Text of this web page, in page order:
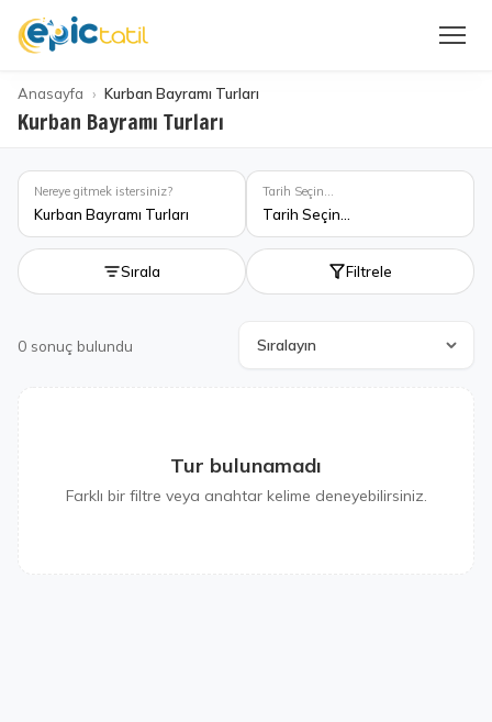
Anasayfa Kurban Bayramı Turları
Kurban Bayramı Turları
Nereye gitmek istersiniz?
Kurban Bayramı Turları
Tarih Seçin...
Tarih Seçin...
Sırala Filtrele
0 sonuç bulundu
Tur bulunamadı
Farklı bir filtre veya anahtar kelime deneyebilirsiniz.